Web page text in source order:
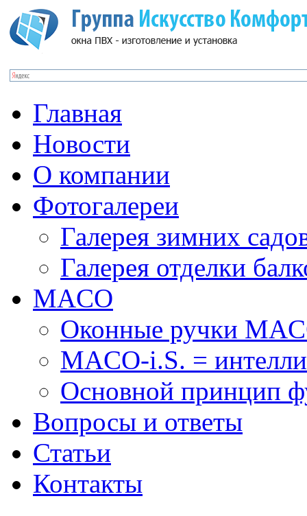
Главная
Новости
О компании
Фотогалереи
Галерея зимних
Галерея отделки
MACO
Оконные ручки
MACO-i.S. =
Основной принцип
Вопросы и ответы
Статьи
Контакты